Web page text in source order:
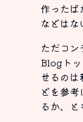
作ったば
などはな
ただコ
Blogト
せるの
どを参
るか、と